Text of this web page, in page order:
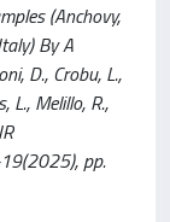
(Anchovy,
By A
D., Crobu, L.,
L., Melillo, R.,
pp.